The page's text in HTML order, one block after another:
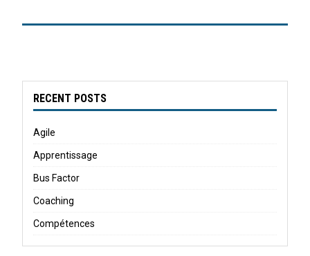
RECENT POSTS
Agile
Apprentissage
Bus Factor
Coaching
Compétences